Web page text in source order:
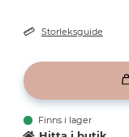
Storleksguide
Finns i lager